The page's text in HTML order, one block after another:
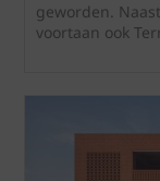
geworden.
voortaan ook